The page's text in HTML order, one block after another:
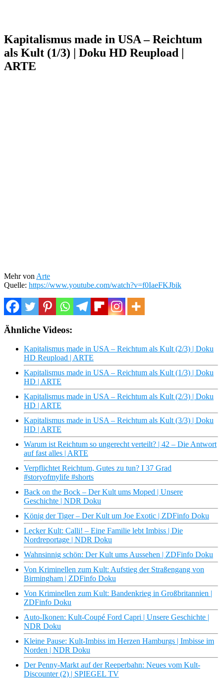
Kapitalismus made in USA – Reichtum
als Kult (1/3) | Doku HD Reupload |
ARTE
Mehr von Arte
Quelle: https://www.youtube.com/watch?v=f0IaeFKJbik
Ähnliche Videos:
Kapitalismus made in USA – Reichtum als Kult (2/3) | Doku
HD Reupload | ARTE
Kapitalismus made in USA – Reichtum als Kult (1/3) | Doku
HD | ARTE
Kapitalismus made in USA – Reichtum als Kult (2/3) | Doku
HD | ARTE
Kapitalismus made in USA – Reichtum als Kult (3/3) | Doku
HD | ARTE
Warum ist Reichtum so ungerecht verteilt? | 42 – Die Antwort
auf fast alles | ARTE
Verpflichtet Reichtum, Gutes zu tun? I 37 Grad
#storyofmylife #shorts
Back on the Bock – Der Kult ums Moped | Unsere
Geschichte | NDR Doku
König der Tiger – Der Kult um Joe Exotic | ZDFinfo Doku
Lecker Kult: Calli! – Eine Familie lebt Imbiss | Die
Nordreportage | NDR Doku
Wahnsinnig schön: Der Kult ums Aussehen | ZDFinfo Doku
Von Kriminellen zum Kult: Aufstieg der Straßengang von
Birmingham | ZDFinfo Doku
Von Kriminellen zum Kult: Bandenkrieg in Großbritannien |
ZDFinfo Doku
Auto-Ikonen: Kult-Coupé Ford Capri | Unsere Geschichte |
NDR Doku
Kleine Pause: Kult-Imbiss im Herzen Hamburgs | Imbisse im
Norden | NDR Doku
Der Penny-Markt auf der Reeperbahn: Neues vom Kult-
Discounter (2) | SPIEGEL TV